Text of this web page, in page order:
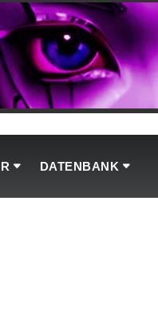
DATENBANK